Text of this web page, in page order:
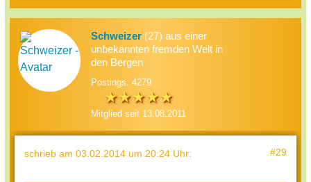
Schweizer (27) aus einer
unbekannten fremden Welt in
den Bergen
Postings: 4279
Mitglied seit 13.08.2011
schrieb am 03.02.2014 um 20:24 Uhr: #29